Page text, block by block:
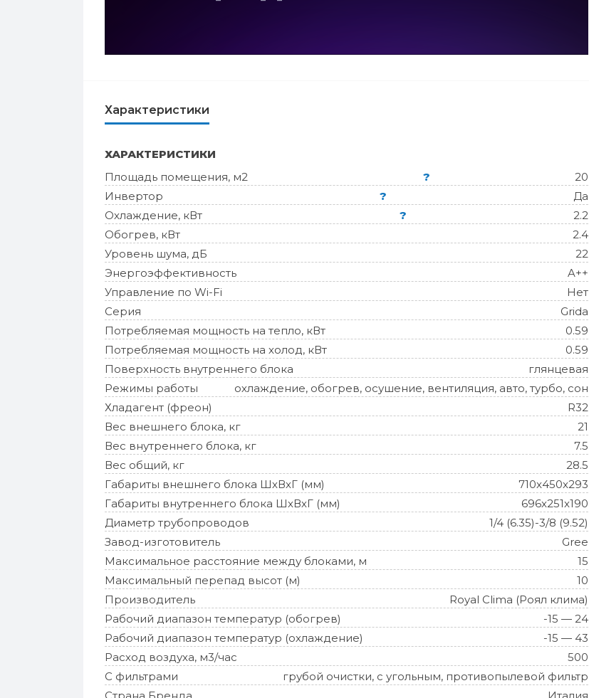
Характеристики
ХАРАКТЕРИСТИКИ
Площадь помещения, м2
?
20
Инвертор
?
Да
Охлаждение, кВт
?
2.2
Обогрев, кВт
2.4
Уровень шума, дБ
22
Энергоэффективность
A++
Управление по Wi-Fi
Нет
Серия
Grida
Потребляемая мощность на тепло, кВт
0.59
Потребляемая мощность на холод, кВт
0.59
Поверхность внутреннего блока
глянцевая
Режимы работы
охлаждение, обогрев, осушение, вентиляция, авто, турбо, сон
Хладагент (фреон)
R32
Вес внешнего блока, кг
21
Вес внутреннего блока, кг
7.5
Вес общий, кг
28.5
Габариты внешнего блока ШхВхГ (мм)
710x450x293
Габариты внутреннего блока ШхВхГ (мм)
696x251x190
Диаметр трубопроводов
1/4 (6.35)-3/8 (9.52)
Завод-изготовитель
Gree
Максимальное расстояние между блоками, м
15
Максимальный перепад высот (м)
10
Производитель
Royal Clima (Роял клима)
Рабочий диапазон температур (обогрев)
-15 — 24
Рабочий диапазон температур (охлаждение)
-15 — 43
Расход воздуха, м3/час
500
С фильтрами
грубой очистки, с угольным, противопылевой фильтр